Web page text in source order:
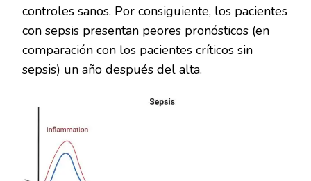
controles sanos. Por consiguiente, los pacientes
con sepsis presentan peores pronósticos (en
comparación con los pacientes críticos sin
sepsis) un año después del alta.